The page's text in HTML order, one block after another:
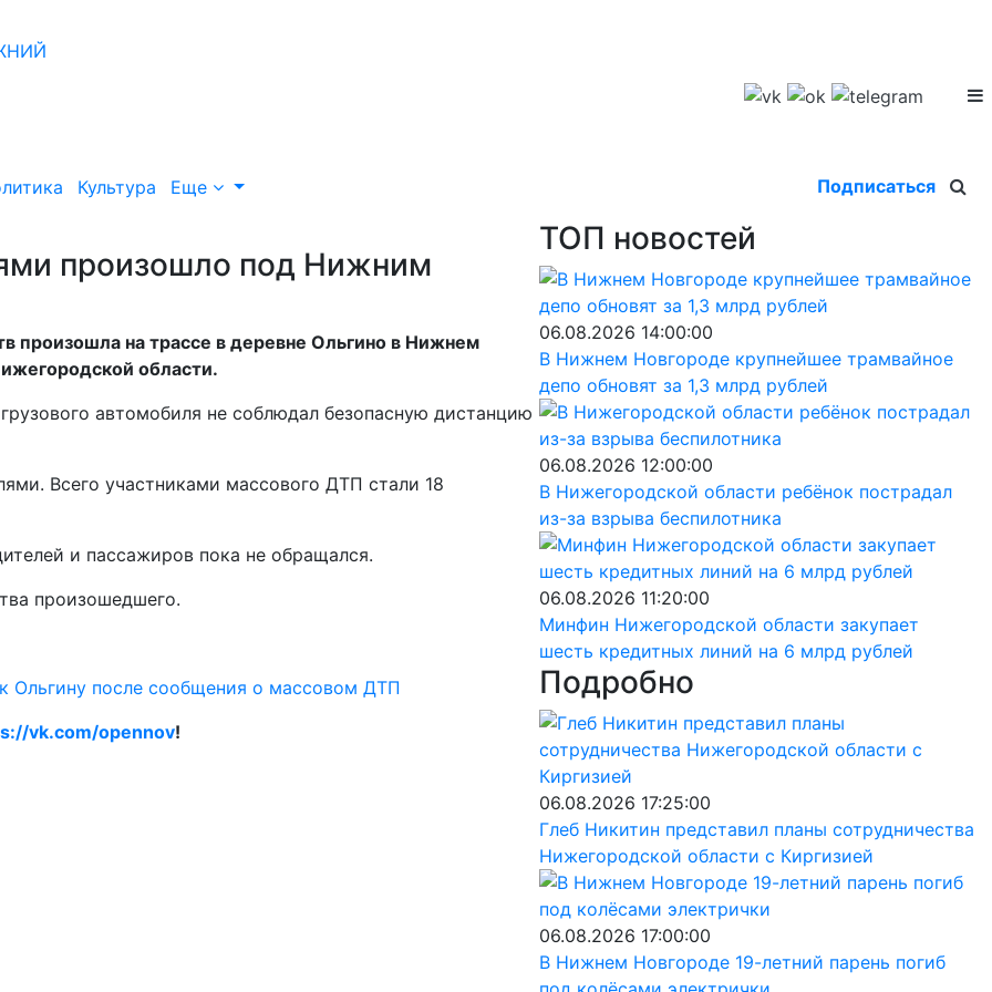
Культура Еще Подписаться
произошло под Нижним
произошла на трассе в деревне Ольгино в Нижнем
области.
автомобиля не соблюдал безопасную дистанцию
Всего участниками массового ДТП стали 18
и пассажиров пока не обращался.
произошедшего.
Ольгину после сообщения о массовом ДТП
vk.com/opennov!
ТОП новостей
06.08.2026 14:00:00
В Нижнем Новгороде крупнейшее трамвайное
депо обновят за 1,3 млрд рублей
06.08.2026 12:00:00
В Нижегородской области ребёнок пострадал
из-за взрыва беспилотника
06.08.2026 11:20:00
Минфин Нижегородской области закупает
шесть кредитных линий на 6 млрд рублей
Подробно
06.08.2026 17:25:00
Глеб Никитин представил планы сотрудничества
Нижегородской области с Киргизией
06.08.2026 17:00:00
В Нижнем Новгороде 19-летний парень погиб